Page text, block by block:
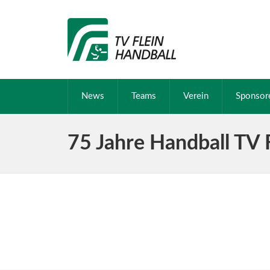
News Teams Verein
75 Jahre Handball TV